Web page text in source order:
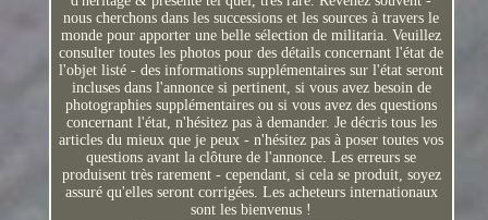
nous cherchons dans les successions et les sources à travers le
monde pour apporter une belle sélection de militaria. Veuillez
consulter toutes les photos pour des détails concernant l'état de
l'objet listé - des informations supplémentaires sur l'état seront
incluses dans l'annonce si pertinent, si vous avez besoin de
photographies supplémentaires ou si vous avez des questions
concernant l'état, n'hésitez pas à demander. Je décris tous les
articles du mieux que je peux - n'hésitez pas à poser toutes vos
questions avant la clôture de l'annonce. Les erreurs se
produisent très rarement - cependant, si cela se produit, soyez
assuré qu'elles seront corrigées. Les acheteurs internationaux
sont les bienvenus !